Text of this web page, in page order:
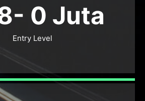
0 Juta
Entry Level